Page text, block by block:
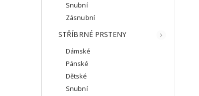
Snubní
Zásnubní
STŘÍBRNÉ PRSTENY
Dámské
Pánské
Dětské
Snubní